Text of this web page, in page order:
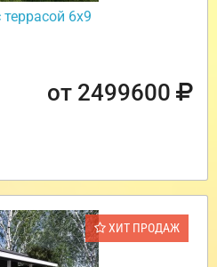
6х9
от 2499600
ХИТ ПРОДАЖ